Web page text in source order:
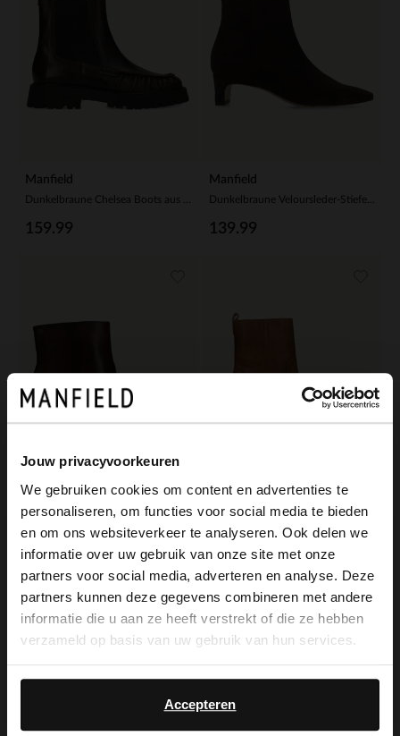
Jouw privacyvoorkeuren
We gebruiken cookies om content en advertenties te
personaliseren, om functies voor social media te bieden
en om ons websiteverkeer te analyseren. Ook delen we
informatie over uw gebruik van onze site met onze
partners voor social media, adverteren en analyse. Deze
partners kunnen deze gegevens combineren met andere
informatie die u aan ze heeft verstrekt of die ze hebben
verzameld op basis van uw gebruik van hun services.
Accepteren
Manfield
159.99
Manfield
139.99
No Stress
Dunkelbraune Lederstiefeletten mit Absatz
139.99
Manfield
169.99
×
View this website in English?
It looks like your language isn't Dutch. Would
you like to switch to English?
English